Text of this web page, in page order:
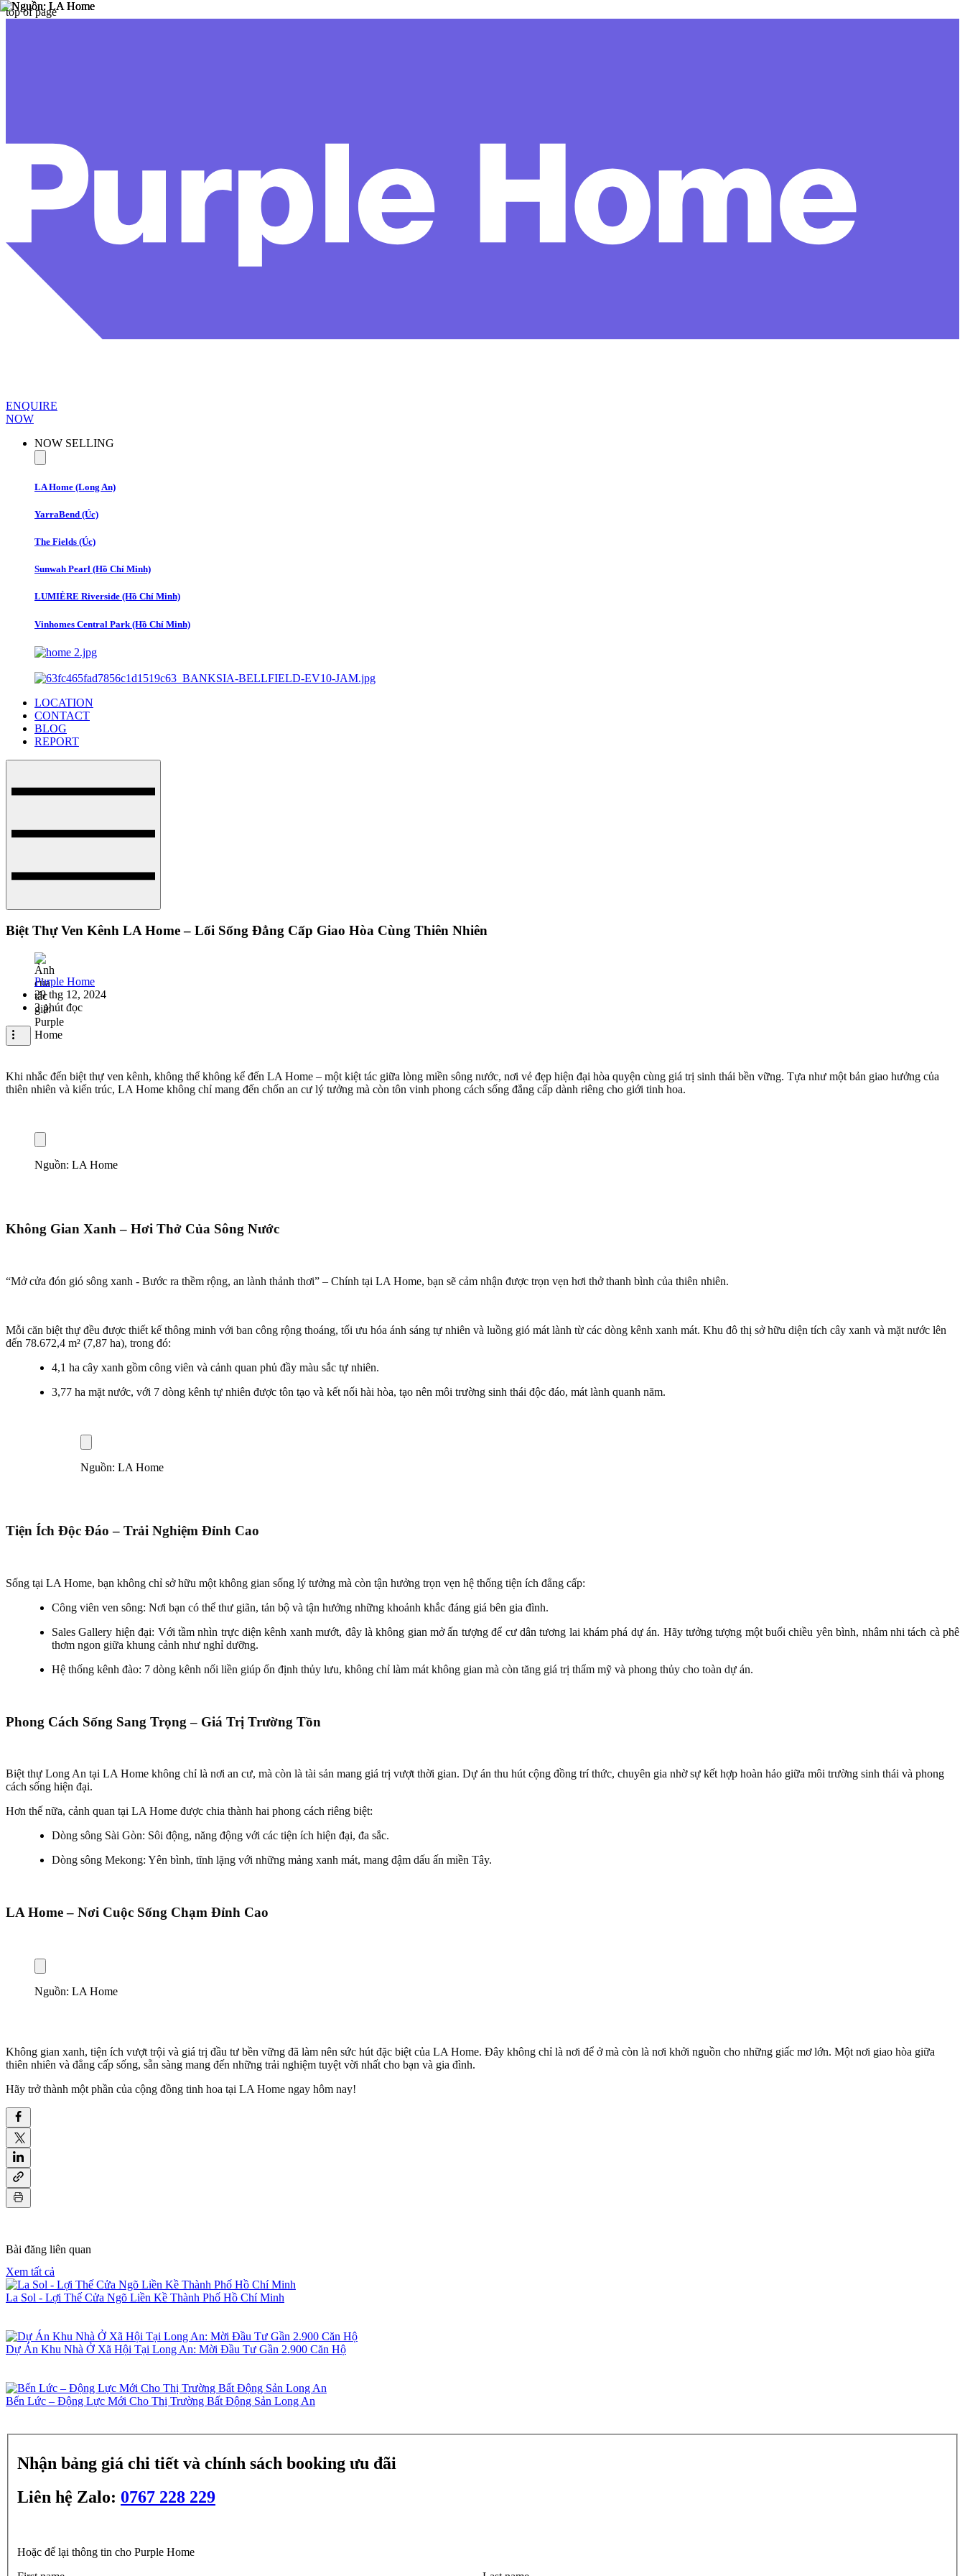
top of page
ENQUIRE
NOW
NOW SELLING
LA Home (Long An)
YarraBend (Úc)
The Fields (Úc)
​Sunwah Pearl (Hồ Chí Minh)
LUMIÈRE Riverside (Hồ Chí Minh)
Vinhomes Central Park (Hồ Chí Minh)
LOCATION
CONTACT
BLOG
REPORT
Biệt Thự Ven Kênh LA Home – Lối Sống Đẳng Cấp Giao Hòa Cùng Thiên Nhiên
Purple Home
29 thg 12, 2024
3 phút đọc
Khi nhắc đến biệt thự ven kênh, không thể không kể đến LA Home – một kiệt tác giữa lòng miền sông nước, nơi vẻ đẹp hiện đại hòa quyện cùng giá trị sinh thái bền vững. Tựa như một bản giao hưởng của
thiên nhiên và kiến trúc, LA Home không chỉ mang đến chốn an cư lý tưởng mà còn tôn vinh phong cách sống đẳng cấp dành riêng cho giới tinh hoa.
Nguồn: LA Home
Không Gian Xanh – Hơi Thở Của Sông Nước
“Mở cửa đón gió sông xanh - Bước ra thềm rộng, an lành thảnh thơi” – Chính tại LA Home, bạn sẽ cảm nhận được trọn vẹn hơi thở thanh bình của thiên nhiên.
Mỗi căn biệt thự đều được thiết kế thông minh với ban công rộng thoáng, tối ưu hóa ánh sáng tự nhiên và luồng gió mát lành từ các dòng kênh xanh mát. Khu đô thị sở hữu diện tích cây xanh và mặt nước lên
đến 78.672,4 m² (7,87 ha), trong đó:
4,1 ha cây xanh gồm công viên và cảnh quan phủ đầy màu sắc tự nhiên.
3,77 ha mặt nước, với 7 dòng kênh tự nhiên được tôn tạo và kết nối hài hòa, tạo nên môi trường sinh thái độc đáo, mát lành quanh năm.
Nguồn: LA Home
Tiện Ích Độc Đáo – Trải Nghiệm Đỉnh Cao
Sống tại LA Home, bạn không chỉ sở hữu một không gian sống lý tưởng mà còn tận hưởng trọn vẹn hệ thống tiện ích đẳng cấp:
Công viên ven sông: Nơi bạn có thể thư giãn, tản bộ và tận hưởng những khoảnh khắc đáng giá bên gia đình.
Sales Gallery hiện đại: Với tầm nhìn trực diện kênh xanh mướt, đây là không gian mở ấn tượng để cư dân tương lai khám phá dự án. Hãy tưởng tượng một buổi chiều yên bình, nhâm nhi tách cà phê
thơm ngon giữa khung cảnh như nghỉ dưỡng.
Hệ thống kênh đào: 7 dòng kênh nối liền giúp ổn định thủy lưu, không chỉ làm mát không gian mà còn tăng giá trị thẩm mỹ và phong thủy cho toàn dự án.
Phong Cách Sống Sang Trọng – Giá Trị Trường Tồn
Biệt thự Long An tại LA Home không chỉ là nơi an cư, mà còn là tài sản mang giá trị vượt thời gian. Dự án thu hút cộng đồng trí thức, chuyên gia nhờ sự kết hợp hoàn hảo giữa môi trường sinh thái và phong
cách sống hiện đại.
Hơn thế nữa, cảnh quan tại LA Home được chia thành hai phong cách riêng biệt:
Dòng sông Sài Gòn: Sôi động, năng động với các tiện ích hiện đại, đa sắc.
Dòng sông Mekong: Yên bình, tĩnh lặng với những mảng xanh mát, mang đậm dấu ấn miền Tây.
LA Home – Nơi Cuộc Sống Chạm Đỉnh Cao
Nguồn: LA Home
Không gian xanh, tiện ích vượt trội và giá trị đầu tư bền vững đã làm nên sức hút đặc biệt của LA Home. Đây không chỉ là nơi để ở mà còn là nơi khởi nguồn cho những giấc mơ lớn. Một nơi giao hòa giữa
thiên nhiên và đẳng cấp sống, sẵn sàng mang đến những trải nghiệm tuyệt vời nhất cho bạn và gia đình.
Hãy trở thành một phần của cộng đồng tinh hoa tại LA Home ngay hôm nay!
Bài đăng liên quan
Xem tất cả
La Sol - Lợi Thế Cửa Ngõ Liền Kề Thành Phố Hồ Chí Minh
Dự Án Khu Nhà Ở Xã Hội Tại Long An: Mời Đầu Tư Gần 2.900 Căn Hộ
Bến Lức – Động Lực Mới Cho Thị Trường Bất Động Sản Long An
Nhận bảng giá chi tiết và chính sách booking ưu đãi
Liên hệ Zalo: 0767 228 229
Hoặc để lại thông tin cho Purple Home